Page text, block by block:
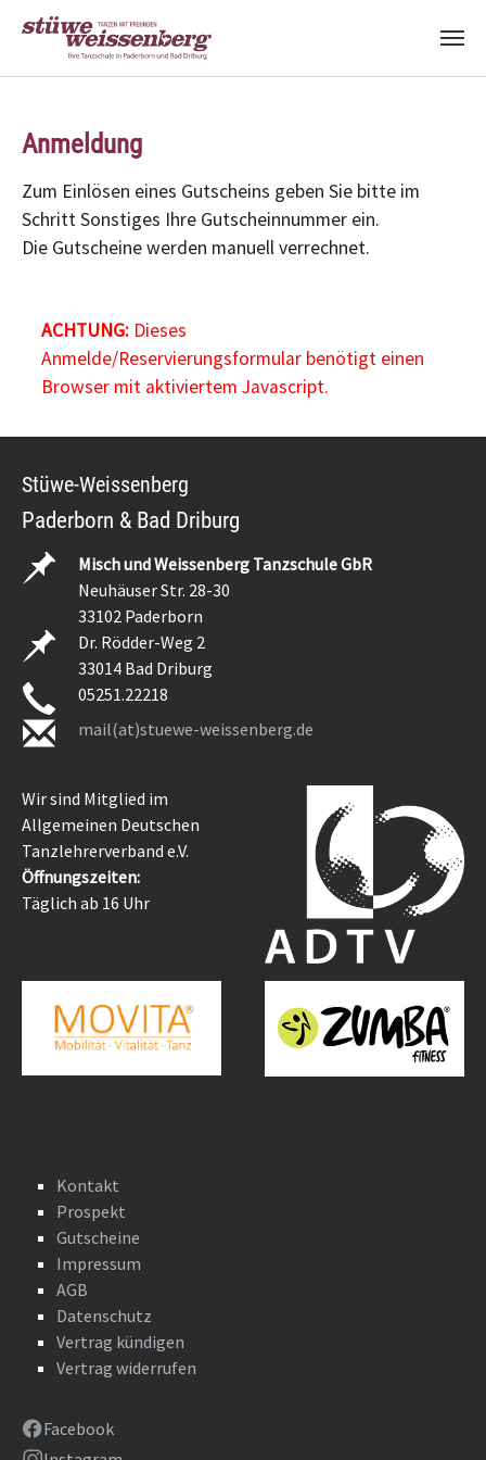
Anmeldung
Zum Einlösen eines Gutscheins geben Sie bitte im
Schritt Sonstiges Ihre Gutscheinnummer ein.
Die Gutscheine werden manuell verrechnet.
ACHTUNG:Dieses
Anmelde/Reservierungsformular benötigt einen
Browser mit aktiviertem Javascript.
Stüwe-Weissenberg
Paderborn & Bad Driburg
Misch und Weissenberg Tanzschule GbR
Neuhäuser Str. 28-30
33102 Paderborn
Dr. Rödder-Weg 2
33014 Bad Driburg
05251.22218
mail(at)stuewe-weissenberg.de
Wir sind Mitglied im
Allgemeinen Deutschen
Tanzlehrerverband e.V.
Öffnungszeiten:
Täglich ab 16 Uhr
Kontakt
Prospekt
Gutscheine
Impressum
AGB
Datenschutz
Vertrag kündigen
Vertrag widerrufen
Facebook